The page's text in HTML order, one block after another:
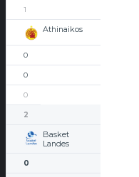
1
Athinaikos
0
0
0
2
Basket
Landes
0